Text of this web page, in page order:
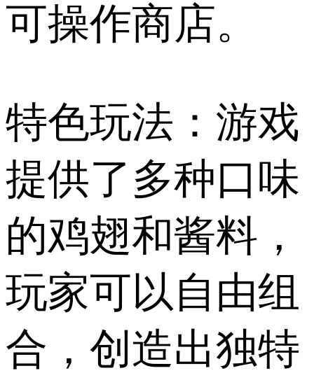
可操作商店。
特色玩法：游戏
提供了多种口味
的鸡翅和酱料，
玩家可以自由组
合，创造出独特